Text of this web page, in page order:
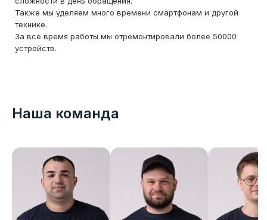
Также мы уделяем много времени смартфонам и другой
технике.
За все время работы мы отремонтировали более 50000
устройств.
Наша команда